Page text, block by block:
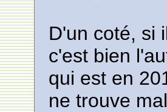
D'un coté, si
c'est bien
qui est en
ne trouve